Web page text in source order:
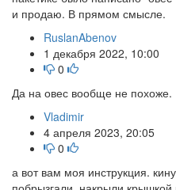
и продаю. В прямом смысле.
RuslanAbenov
1 декабря 2022, 10:00
0
Да на овес вообще не похоже.
Vladimir
4 апреля 2023, 20:05
0
а вот вам моя инструкция.